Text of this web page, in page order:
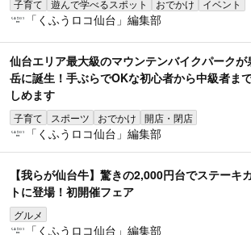
子育て 遊んで学べるスポット おでかけ イベント
「くふうロコ仙台」編集部
仙台エリア最大級のマウンテンバイクパークが
岳に誕生！手ぶらでOKな初心者から中級者ま
しめます
子育て スポーツ おでかけ 開店・閉店
「くふうロコ仙台」編集部
【我らが仙台牛】驚きの2,000円台でステーキ
トに登場！初開催フェア
グルメ
「くふうロコ仙台」編集部